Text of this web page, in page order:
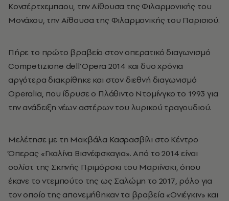
Κονσέρτχεμπαου, την Αίθουσα της Φιλαρμονικής του
Μονάχου, την Αίθουσα της Φιλαρμονικής του Παρισιού.
Πήρε το πρώτο βραβείο στον οπερατικό διαγωνισμό
Competizione dell’Opera 2014 και δυο χρόνια
αργότερα διακρίθηκε και στον διεθνή διαγωνισμό
Operalia, που ίδρυσε ο Πλάθιντο Ντομίνγκο το 1993 για
την ανάδειξη νέων αστέρων του λυρικού τραγουδιού.
Μελέτησε με τη Μακβάλα Κασρασβίλι στο Κέντρο
Όπερας «Γκαλίνα Βισνέφσκαγια». Από το 2014 είναι
σολίστ της Σκηνής Πριμόρσκι του Μαριίνσκι, όπου
έκανε το ντεμπούτο της ως Σαλώμη το 2017, ρόλο για
τον οποίο της απονεμήθηκαν τα βραβεία «Ονιέγκιν» και